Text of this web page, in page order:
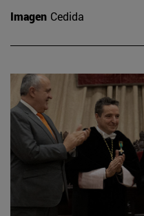
Imagen Cedida